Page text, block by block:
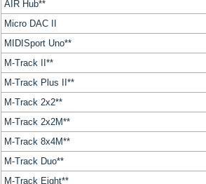
AIR Hub**
Micro DAC II
MIDISport Uno**
M-Track II**
M-Track Plus II**
M-Track 2x2**
M-Track 2x2M**
M-Track 8x4M**
M-Track Duo**
M-Track Eight**